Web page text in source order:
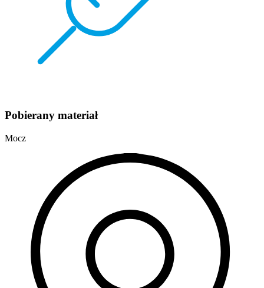
Pobierany materiał
Mocz